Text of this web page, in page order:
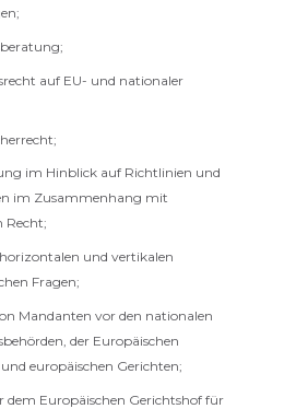
auf EU- und nationaler
im Hinblick auf Richtlinien und
im Zusammenhang mit
Recht;
und vertikalen
Fragen;
Mandanten vor den nationalen
der Europäischen
europäischen Gerichten;
dem Europäischen Gerichtshof für